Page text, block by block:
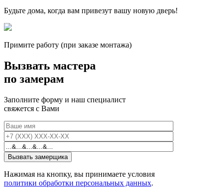
Будьте дома, когда вам привезут вашу новую дверь!
Примите работу (при заказе монтажа)
Вызвать мастера
по замерам
Заполните форму и наш специалист
свяжется с Вами
Нажимая на кнопку, вы принимаете условия
политики обработки персональных данных.